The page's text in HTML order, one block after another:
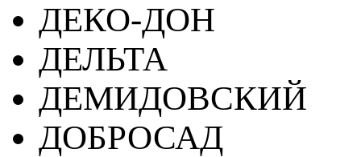
ДЕКО-ДОН
ДЕЛЬТА
ДЕМИДОВСКИЙ
ДОБРОСАД